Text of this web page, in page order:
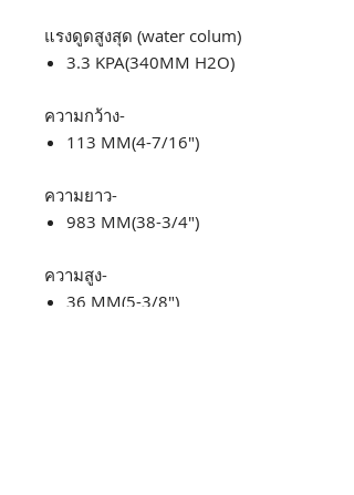
แรงดูดสูงสุด (water colum)
3.3 KPA(340MM H2O)
ความกว้าง-
113 MM(4-7/16")
ความยาว-
983 MM(38-3/4")
ความสูง-
36 MM(5-3/8")